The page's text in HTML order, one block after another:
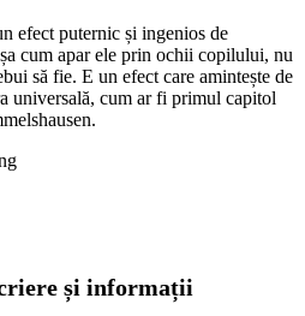
efect puternic și ingenios de
cum apar ele prin ochii copilului, nu
să fie. E un efect care amintește de
universală, cum ar fi primul capitol
și informații